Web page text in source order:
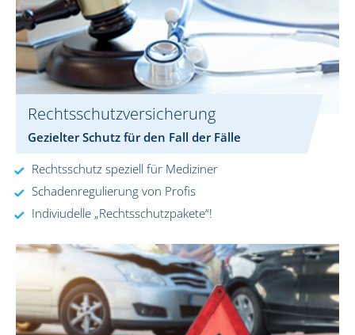
Rechtsschutzversicherung
Gezielter Schutz für den Fall der Fälle
Rechtsschutz speziell für Mediziner
Schadenregulierung von Profis
Indiviudelle „Rechtsschutzpakete“!